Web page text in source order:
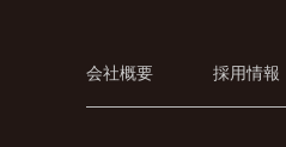
会社概要 採用情報